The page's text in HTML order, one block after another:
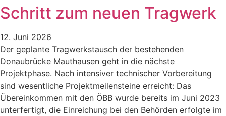
Schritt zum neuen Tragwerk
12. Juni 2026
Der geplante Tragwerkstausch der bestehenden
Donaubrücke Mauthausen geht in die nächste
Projektphase. Nach intensiver technischer Vorbereitung
sind wesentliche Projektmeilensteine erreicht: Das
Übereinkommen mit den ÖBB wurde bereits im Juni 2023
unterfertigt, die Einreichung bei den Behörden erfolgte im